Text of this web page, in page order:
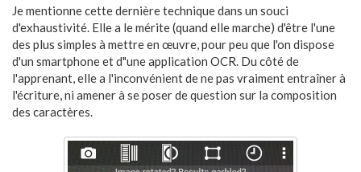
Je mentionne cette dernière technique dans un souci
d'exhaustivité. Elle a le mérite (quand elle marche) d'être l'une
des plus simples à mettre en œuvre, pour peu que l'on dispose
d'un smartphone et d"une application OCR. Du côté de
l'apprenant, elle a l'inconvénient de ne pas vraiment entraîner à
l'écriture, ni amener à se poser de question sur la composition
des caractères.